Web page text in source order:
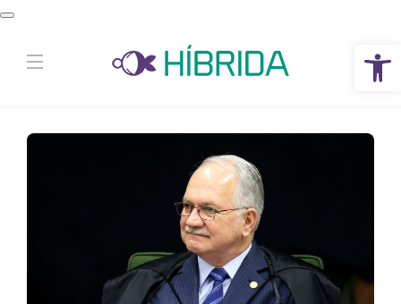
Abrir a barra de ferramentas